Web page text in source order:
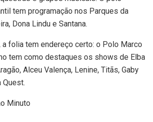
tem programação nos Parques da
Dona Lindu e Santana.
a folia tem endereço certo: o Polo Marco
tem como destaques os shows de Elba
Alceu Valença, Lenine, Titãs, Gaby
Quest.
Minuto